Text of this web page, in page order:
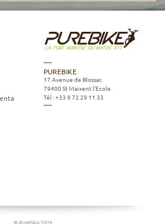
PUREBIKE
17 Avenue de Blossac
79400 St Maixent l'Ecole
Tél :+33 9 72 29 11 33